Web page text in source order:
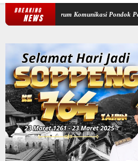
BREAKING
NEWS
Forum Komunikasi Pondok Pesantren Soppeng